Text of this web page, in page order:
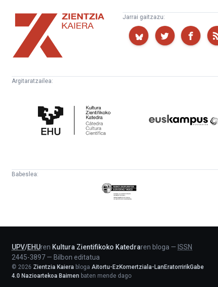
Zientzia
Kaiera
Jarrai gaitzazu:
Argitaratzailea:
Zientifikoko
Katedra
Babeslea:
Eusko
Jaurlaritza
UPV/EHUren Kultura Zientifikoko Katedraren bloga — ISSN
2445-3897 — Bilbon editatua
© 2026 Zientzia Kaiera bloga Aitortu-EzKomertziala-LanEratorririkGabe
4.0 Nazioartekoa Baimen baten mende dago